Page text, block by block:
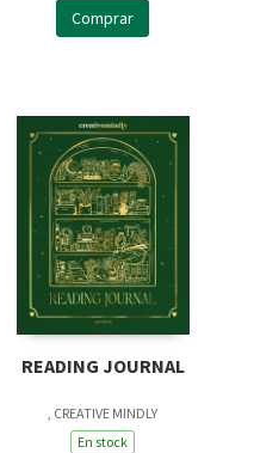
Comprar
READING JOURNAL
, CREATIVE MINDLY
En stock